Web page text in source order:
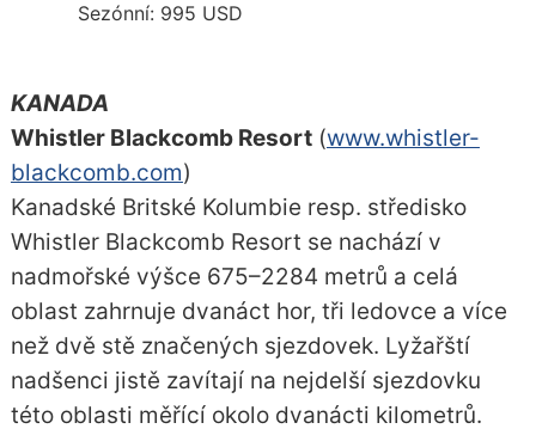
Sezónní: 995 USD
KANADA
Whistler Blackcomb Resort(www.whistler-
blackcomb.com)
Kanadské Britské Kolumbie resp. středisko
Whistler Blackcomb Resort se nachází v
nadmořské výšce 675–2284 metrů a celá
oblast zahrnuje dvanáct hor, tři ledovce a více
než dvě stě značených sjezdovek. Lyžařští
nadšenci jistě zavítají na nejdelší sjezdovku
této oblasti měřící okolo dvanácti kilometrů.